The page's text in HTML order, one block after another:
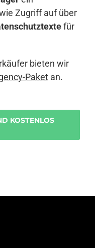
Zugriff auf über
für
bieten wir
Paket an.
KOSTENLOS